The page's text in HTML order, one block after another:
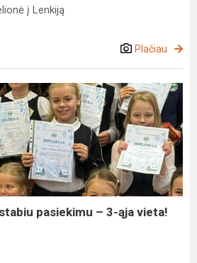
į Lenkiją
Plačiau
pasiekimu – 3-ąja vieta!